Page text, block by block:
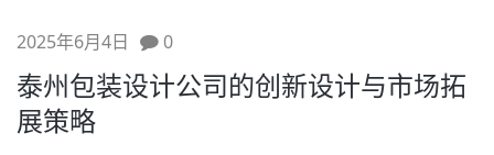
2025年6月4日 0
泰州包装设计公司的创新设计与市场拓
展策略